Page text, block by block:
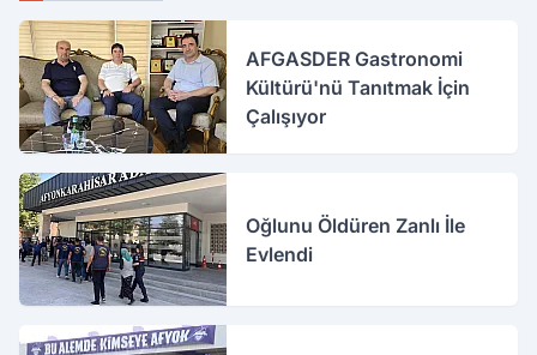
AFGASDER Gastronomi
Kültürü'nü Tanıtmak İçin
Çalışıyor
Oğlunu Öldüren Zanlı İle
Evlendi